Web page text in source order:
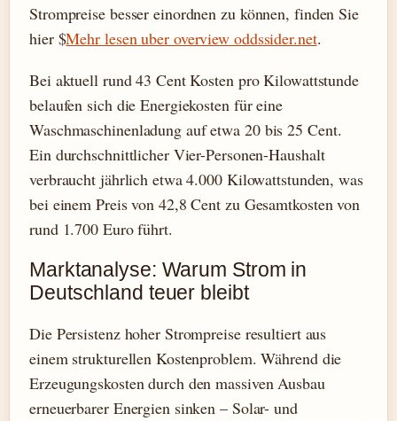
Strompreise besser einordnen zu können, finden Sie
hier $Mehr lesen uber overview oddssider.net.
Bei aktuell rund 43 Cent Kosten pro Kilowattstunde
belaufen sich die Energiekosten für eine
Waschmaschinenladung auf etwa 20 bis 25 Cent.
Ein durchschnittlicher Vier-Personen-Haushalt
verbraucht jährlich etwa 4.000 Kilowattstunden, was
bei einem Preis von 42,8 Cent zu Gesamtkosten von
rund 1.700 Euro führt.
Marktanalyse: Warum Strom in
Deutschland teuer bleibt
Die Persistenz hoher Strompreise resultiert aus
einem strukturellen Kostenproblem. Während die
Erzeugungskosten durch den massiven Ausbau
erneuerbarer Energien sinken – Solar- und